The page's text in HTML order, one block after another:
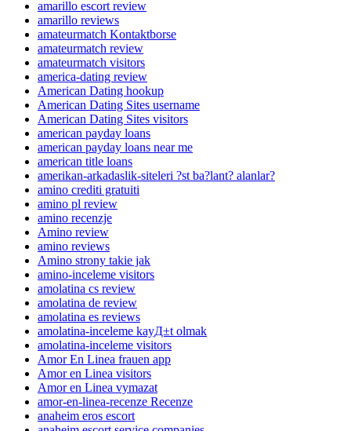
amarillo escort review
amarillo reviews
amateurmatch Kontaktborse
amateurmatch review
amateurmatch visitors
america-dating review
American Dating hookup
American Dating Sites username
American Dating Sites visitors
american payday loans
american payday loans near me
american title loans
amerikan-arkadaslik-siteleri ?st ba?lant? alanlar?
amino crediti gratuiti
amino pl review
amino recenzje
Amino review
amino reviews
Amino strony takie jak
amino-inceleme visitors
amolatina cs review
amolatina de review
amolatina es reviews
amolatina-inceleme kayД±t olmak
amolatina-inceleme visitors
Amor En Linea frauen app
Amor en Linea visitors
Amor en Linea vymazat
amor-en-linea-recenze Recenze
anaheim eros escort